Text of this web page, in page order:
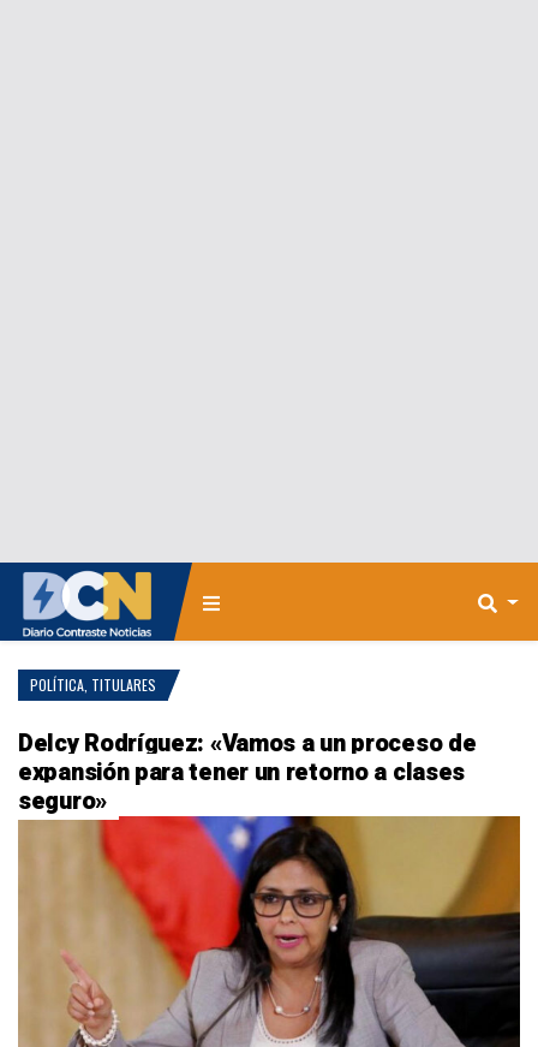
POLÍTICA TITULARES
Delcy Rodríguez: «Vamos a un proceso de
expansión para tener un retorno a clases
seguro»